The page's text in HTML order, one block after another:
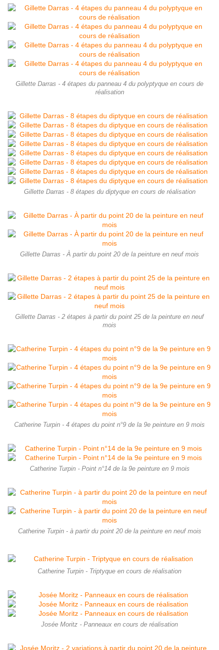
Gillette Darras - 4 étapes du panneau 4 du polyptyque en cours de
réalisation
Gillette Darras - 8 étapes du diptyque en cours de réalisation
Gillette Darras - À partir du point 20 de la peinture en neuf mois
Gillette Darras - 2 étapes à partir du point 25 de la peinture en neuf
mois
Catherine Turpin - 4 étapes du point n°9 de la 9e peinture en 9 mois
Catherine Turpin - Point n°14 de la 9e peinture en 9 mois
Catherine Turpin - à partir du point 20 de la peinture en neuf mois
Catherine Turpin - Triptyque en cours de réalisation
Josée Moritz - Panneaux en cours de réalisation